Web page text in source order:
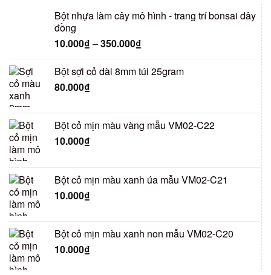
Bột nhựa làm cây mô hình - trang trí bonsai dây
đồng
10.000₫ –350.000₫
Bột sợi cỏ dài 8mm túi 25gram
80.000₫
Bột cỏ mịn màu vàng mẫu VM02-C22
10.000₫
Bột cỏ mịn màu xanh úa mẫu VM02-C21
10.000₫
Bột cỏ mịn màu xanh non mẫu VM02-C20
10.000₫